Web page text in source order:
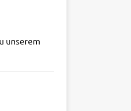
unse­rem